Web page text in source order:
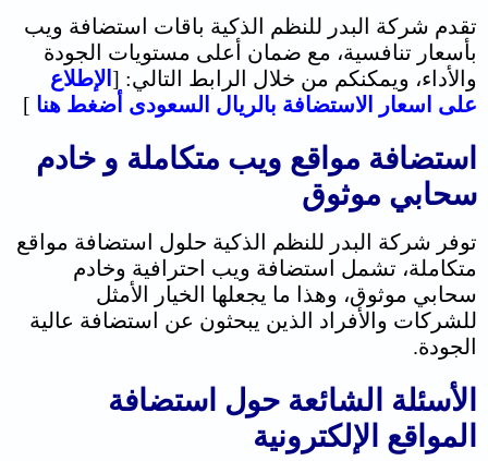
تقدم شركة البدر للنظم الذكية باقات استضافة ويب
بأسعار تنافسية، مع ضمان أعلى مستويات الجودة
والأداء، ويمكنكم من خلال الرابط التالي: [ لإطلاع
على اسعار الاستضافة بالريال السعودى أضغط هنا ]
استضافة مواقع ويب متكاملة و خادم
سحابي موثوق
توفر شركة البدر للنظم الذكية حلول استضافة مواقع
متكاملة، تشمل استضافة ويب احترافية وخادم
سحابي موثوق، وهذا ما يجعلها الخيار الأمثل
للشركات والأفراد الذين يبحثون عن استضافة عالية
الجودة.
الأسئلة الشائعة حول استضافة
المواقع الإلكترونية